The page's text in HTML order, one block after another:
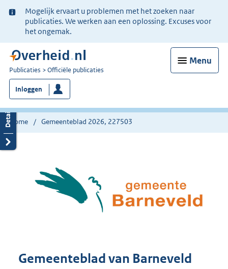
Ter
informatie:
Mogelijk ervaart u problemen met het zoeken naar
publicaties. We werken aan een oplossing. Excuses voor
het ongemak.
Menu
U
bent
nu
hier:
Publicaties Officiële publicaties
Inloggen
Home Gemeenteblad 2026, 227503
Gemeenteblad van Barneveld